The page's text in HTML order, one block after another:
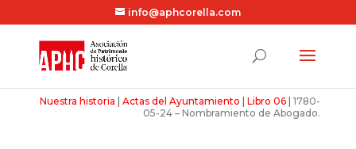
info@aphcorella.com
Nuestra historia |Actas del Ayuntamiento |Libro 06 |1780-
05-24 – Nombramiento de Abogado.